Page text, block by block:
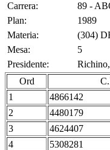
Carrera:
89 -
Plan:
1989
Materia:
(304)
Mesa:
5
Presidente:
Ord
1
4866142
2 4480179
3 4624407
4 5308281